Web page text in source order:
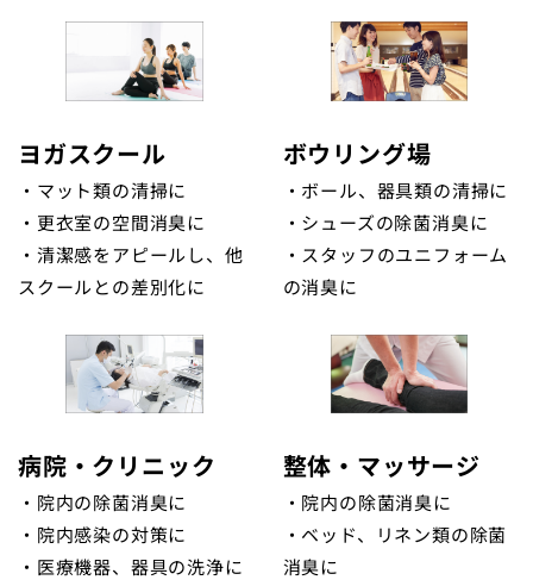
ヨガスクール
・マット類の清掃に
・更衣室の空間消臭に
・清潔感をアピールし、他
スクールとの差別化に
ボウリング場
・ボール、器具類の清掃に
・シューズの除菌消臭に
・スタッフのユニフォーム
の消臭に
病院・クリニック
・院内の除菌消臭に
・院内感染の対策に
・医療機器、器具の洗浄に
整体・マッサージ
・院内の除菌消臭に
・ベッド、リネン類の除菌
消臭に